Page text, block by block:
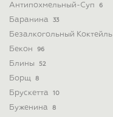
Антипохмельный-Суп 6
Баранина 33
Безалкогольный Коктейль
Бекон 96
Блины 52
Борщ 8
Брускетта 10
Буженина 8